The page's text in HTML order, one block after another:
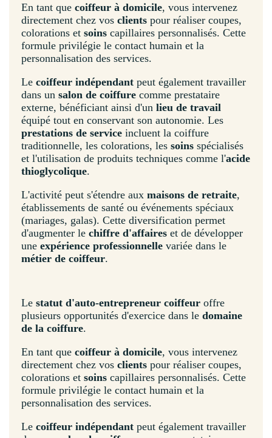
En tant que coiffeur à domicile, vous intervenez
directement chez vos clients pour réaliser coupes,
colorations et soins capillaires personnalisés. Cette
formule privilégie le contact humain et la
personnalisation des services.
Le coiffeur indépendant peut également travailler
dans un salon de coiffure comme prestataire
externe, bénéficiant ainsi d'un lieu de travail
équipé tout en conservant son autonomie. Les
prestations de service incluent la coiffure
traditionnelle, les colorations, les soins spécialisés
et l'utilisation de produits techniques comme l'acide
thioglycolique.
L'activité peut s'étendre aux maisons de retraite,
établissements de santé ou événements spéciaux
(mariages, galas). Cette diversification permet
d'augmenter le chiffre d'affaires et de développer
une expérience professionnelle variée dans le
métier de coiffeur.
Le statut d'auto-entrepreneur coiffeur offre
plusieurs opportunités d'exercice dans le domaine
de la coiffure.
En tant que coiffeur à domicile, vous intervenez
directement chez vos clients pour réaliser coupes,
colorations et soins capillaires personnalisés. Cette
formule privilégie le contact humain et la
personnalisation des services.
Le coiffeur indépendant peut également travailler